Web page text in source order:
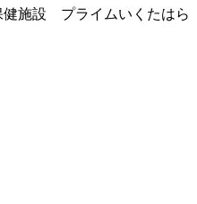
施設 プライムいくたはら